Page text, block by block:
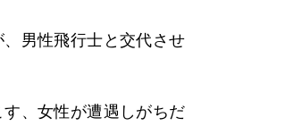
男性飛行士と交代させ
、女性が遭遇しがちだ